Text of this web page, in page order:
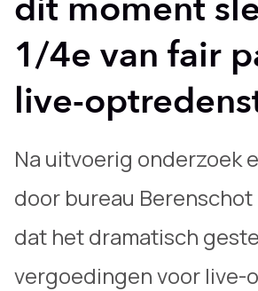
1/4e van fair
live-
Na uitvoerig onderzoek
door bureau
dat het dramatisch
vergoedingen voor live-